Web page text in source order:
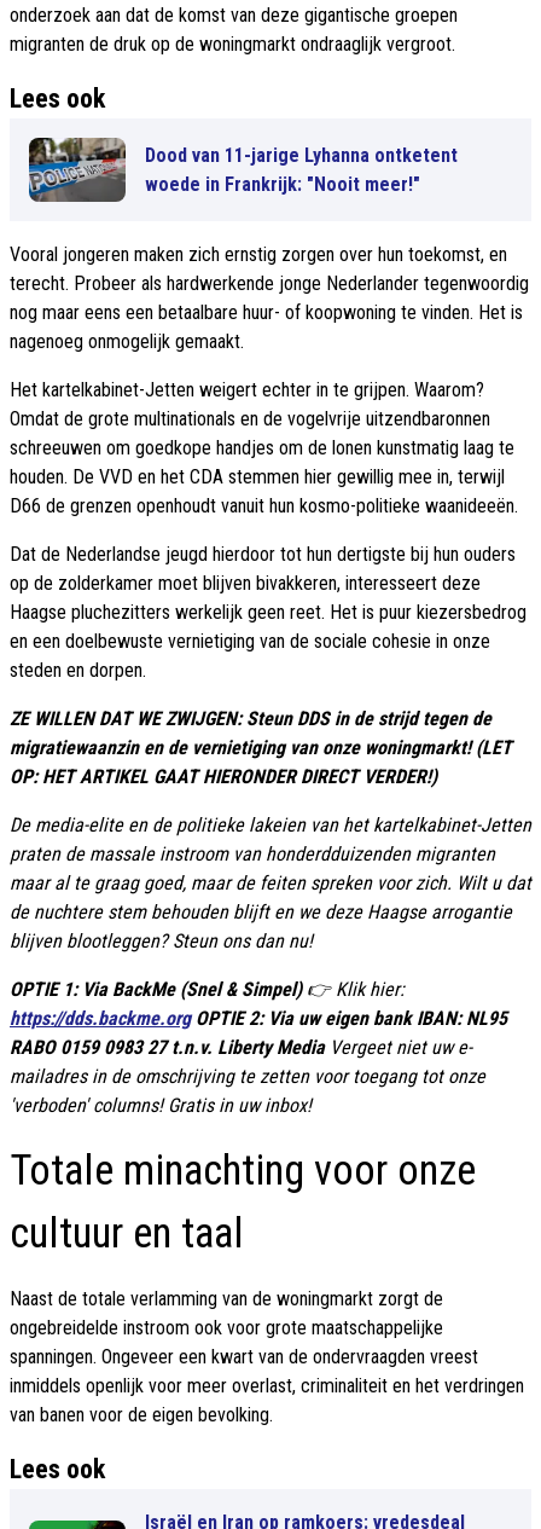
onderzoek aan dat de komst van deze gigantische groepen
migranten de druk op de woningmarkt ondraaglijk vergroot.
Lees ook
Dood van 11-jarige Lyhanna ontketent
woede in Frankrijk: "Nooit meer!"
Vooral jongeren maken zich ernstig zorgen over hun toekomst, en
terecht. Probeer als hardwerkende jonge Nederlander tegenwoordig
nog maar eens een betaalbare huur- of koopwoning te vinden. Het is
nagenoeg onmogelijk gemaakt.
Het kartelkabinet-Jetten weigert echter in te grijpen. Waarom?
Omdat de grote multinationals en de vogelvrije uitzendbaronnen
schreeuwen om goedkope handjes om de lonen kunstmatig laag te
houden. De VVD en het CDA stemmen hier gewillig mee in, terwijl
D66 de grenzen openhoudt vanuit hun kosmo-politieke waanideeën.
Dat de Nederlandse jeugd hierdoor tot hun dertigste bij hun ouders
op de zolderkamer moet blijven bivakkeren, interesseert deze
Haagse pluchezitters werkelijk geen reet. Het is puur kiezersbedrog
en een doelbewuste vernietiging van de sociale cohesie in onze
steden en dorpen.
ZE WILLEN DAT WE ZWIJGEN: Steun DDS in de strijd tegen de
migratiewaanzin en de vernietiging van onze woningmarkt! (LET
OP: HET ARTIKEL GAAT HIERONDER DIRECT VERDER!)
De media-elite en de politieke lakeien van het kartelkabinet-Jetten
praten de massale instroom van honderdduizenden migranten
maar al te graag goed, maar de feiten spreken voor zich. Wilt u dat
de nuchtere stem behouden blijft en we deze Haagse arrogantie
blijven blootleggen? Steun ons dan nu!
OPTIE 1: Via BackMe (Snel & Simpel) 👉 Klik hier:
https://dds.backme.org OPTIE 2: Via uw eigen bank IBAN: NL95
RABO 0159 0983 27 t.n.v. Liberty Media Vergeet niet uw e-
mailadres in de omschrijving te zetten voor toegang tot onze
'verboden' columns! Gratis in uw inbox!
Totale minachting voor onze
cultuur en taal
Naast de totale verlamming van de woningmarkt zorgt de
ongebreidelde instroom ook voor grote maatschappelijke
spanningen. Ongeveer een kwart van de ondervraagden vreest
inmiddels openlijk voor meer overlast, criminaliteit en het verdringen
van banen voor de eigen bevolking.
Lees ook
Israël en Iran op ramkoers: vredesdeal